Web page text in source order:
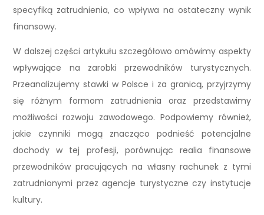
specyfiką zatrudnienia, co wpływa na ostateczny wynik
finansowy.
W dalszej części artykułu szczegółowo omówimy aspekty
wpływające na zarobki przewodników turystycznych.
Przeanalizujemy stawki w Polsce i za granicą, przyjrzymy
się różnym formom zatrudnienia oraz przedstawimy
możliwości rozwoju zawodowego. Podpowiemy również,
jakie czynniki mogą znacząco podnieść potencjalne
dochody w tej profesji, porównując realia finansowe
przewodników pracujących na własny rachunek z tymi
zatrudnionymi przez agencje turystyczne czy instytucje
kultury.